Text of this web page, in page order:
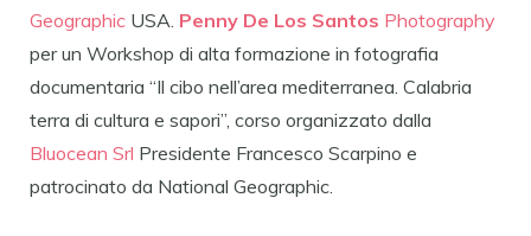
Geographic USA. Penny De Los Santos Photography
per un Workshop di alta formazione in fotografia
documentaria “Il cibo nell’area mediterranea. Calabria
terra di cultura e sapori”, corso organizzato dalla
Bluocean Srl Presidente Francesco Scarpino e
patrocinato da National Geographic.